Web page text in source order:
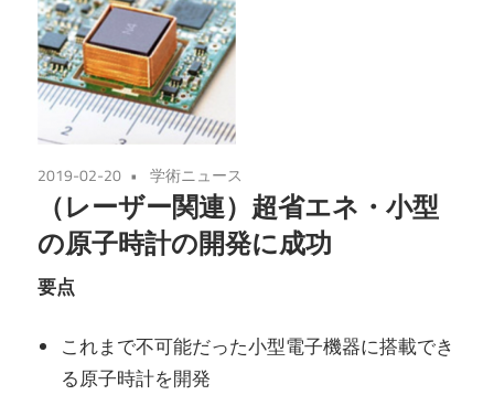
2019-02-20 学術ニュース
（レーザー関連）超省エネ・小型
の原子時計の開発に成功
要点
これまで不可能だった小型電子機器に搭載でき
る原子時計を開発